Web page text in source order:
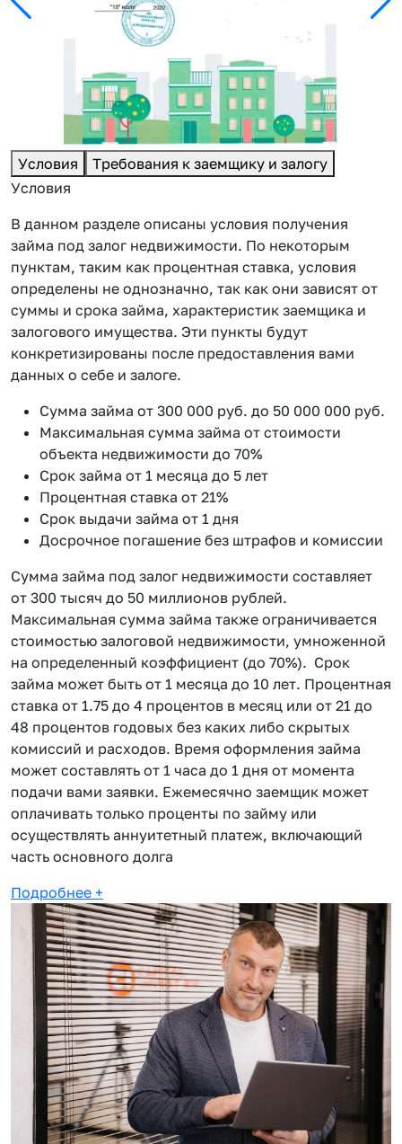
Условия
Требования к заемщику и залогу
Условия
В данном разделе описаны условия получения
займа под залог недвижимости. По некоторым
пунктам, таким как процентная ставка, условия
определены не однозначно, так как они зависят от
суммы и срока займа, характеристик заемщика и
залогового имущества. Эти пункты будут
конкретизированы после предоставления вами
данных о себе и залоге.
Сумма займа от 300 000 руб. до 50 000 000 руб.
Максимальная сумма займа от стоимости
объекта недвижимости до 70%
Срок займа от 1 месяца до 5 лет
Процентная ставка от 21%
Срок выдачи займа от 1 дня
Досрочное погашение без штрафов и комиссии
Сумма займа под залог недвижимости составляет
от 300 тысяч до 50 миллионов рублей.
Максимальная сумма займа также ограничивается
стоимостью залоговой недвижимости, умноженной
на определенный коэффициент (до 70%). Срок
займа может быть от 1 месяца до 10 лет. Процентная
ставка от 1.75 до 4 процентов в месяц или от 21 до
48 процентов годовых без каких либо скрытых
комиссий и расходов. Время оформления займа
может составлять от 1 часа до 1 дня от момента
подачи вами заявки. Ежемесячно заемщик может
оплачивать только проценты по займу или
осуществлять аннуитетный платеж, включающий
часть основного долга
Подробнее +